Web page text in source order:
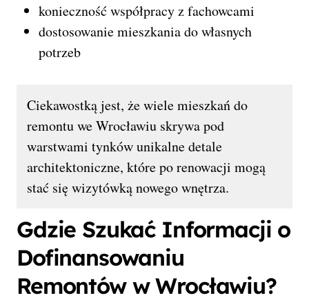
konieczność współpracy z fachowcami
dostosowanie mieszkania do własnych
potrzeb
Ciekawostką jest, że wiele mieszkań do
remontu we Wrocławiu skrywa pod
warstwami tynków unikalne detale
architektoniczne, które po renowacji mogą
stać się wizytówką nowego wnętrza.
Gdzie Szukać Informacji o
Dofinansowaniu
Remontów w Wrocławiu?